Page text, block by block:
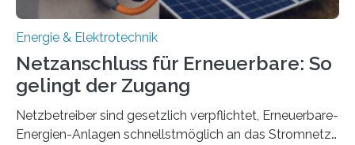
Energie & Elektrotechnik
Netzanschluss für Erneuerbare: So
gelingt der Zugang
Netzbetreiber sind gesetzlich verpflichtet, Erneuerbare-
Energien-Anlagen schnellstmöglich an das Stromnetz